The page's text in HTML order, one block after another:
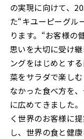
の実現に向けて、
た“キユーピーグ
ります。“お客様の
思いを大切に受け
ングをはじめとす
菜をサラダで楽し
なかった食べ方を
に広めてきました
く世界のお客様に
し、世界の食と健